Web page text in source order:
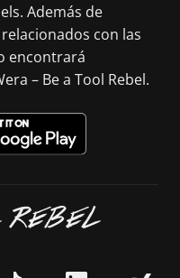
Además de
con las
encontrará
– Be a Tool Rebel.
REBEL